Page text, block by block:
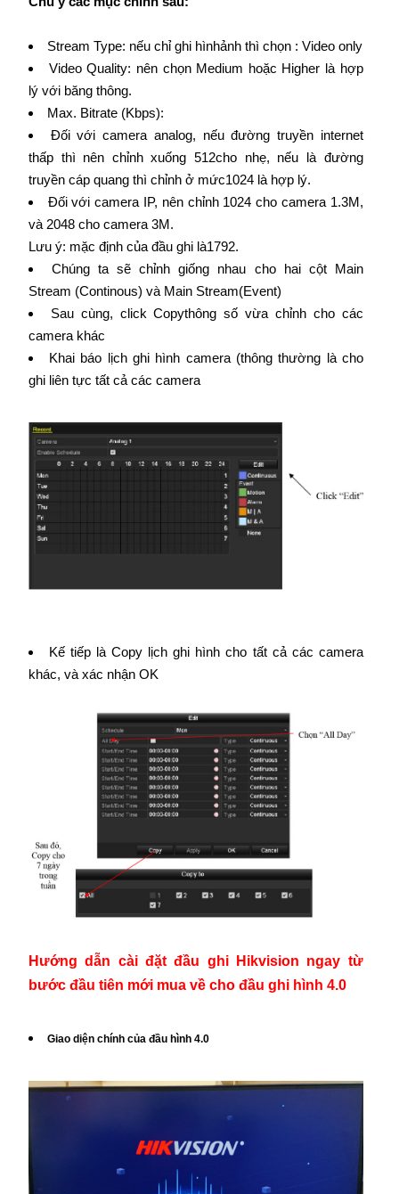
Stream Type: nếu chỉ ghi hìnhảnh thì chọn : Video only
Video Quality: nên chọn Medium hoặc Higher là hợp
lý với băng thông.
Max. Bitrate (Kbps):
Đối với camera analog, nếu đường truyền internet
thấp thì nên chỉnh xuống 512cho nhẹ, nếu là đường
truyền cáp quang thì chỉnh ở mức1024 là hợp lý.
Đối với camera IP, nên chỉnh 1024 cho camera 1.3M,
và 2048 cho camera 3M.
Lưu ý: mặc định của đầu ghi là1792.
Chúng ta sẽ chỉnh giống nhau cho hai cột Main
Stream (Continous) và Main Stream(Event)
Sau cùng, click Copythông số vừa chỉnh cho các
camera khác
Khai báo lịch ghi hình camera (thông thường là cho
ghi liên tực tất cả các camera
Kế tiếp là Copy lịch ghi hình cho tất cả các camera
khác, và xác nhận OK
Hướng dẫn cài đặt đầu ghi Hikvision ngay từ
bước đầu tiên mới mua về cho đầu ghi hình 4.0
Giao diện chính của đầu hình 4.0